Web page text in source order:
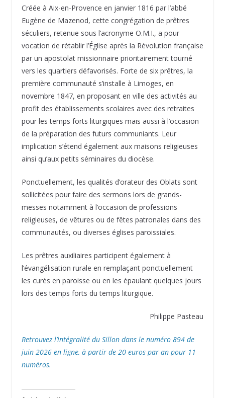
Créée à Aix-en-Provence en janvier 1816 par l’abbé
Eugène de Mazenod, cette congrégation de prêtres
séculiers, retenue sous l’acronyme O.M.I., a pour
vocation de rétablir l’Église après la Révolution française
par un apostolat missionnaire prioritairement tourné
vers les quartiers défavorisés. Forte de six prêtres, la
première communauté s’installe à Limoges, en
novembre 1847, en proposant en ville des activités au
profit des établissements scolaires avec des retraites
pour les temps forts liturgiques mais aussi à l’occasion
de la préparation des futurs communiants. Leur
implication s’étend également aux maisons religieuses
ainsi qu’aux petits séminaires du diocèse.
Ponctuellement, les qualités d’orateur des Oblats sont
sollicitées pour faire des sermons lors de grands-
messes notamment à l’occasion de professions
religieuses, de vêtures ou de fêtes patronales dans des
communautés, ou diverses églises paroissiales.
Les prêtres auxiliaires participent également à
l’évangélisation rurale en remplaçant ponctuellement
les curés en paroisse ou en les épaulant quelques jours
lors des temps forts du temps liturgique.
Philippe Pasteau
Retrouvez l’intégralité du Sillon dans le numéro 894 de
juin 2026 en ligne, à partir de 20 euros par an pour 11
numéros.